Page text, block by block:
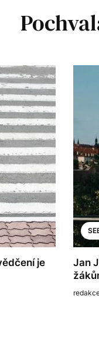
je
Jan